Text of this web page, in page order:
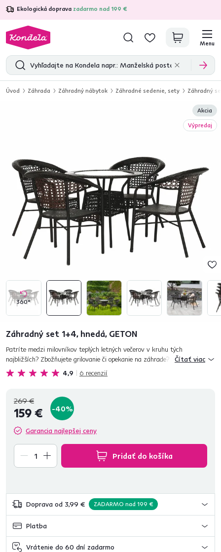
Ekologická doprava zadarmo nad 199 €
4,7 31 157overených produktových recenzií
Menu
Úvod Záhrada Záhradný nábytok Záhradné sedenie, sety Záhradný
360°
Akcia
Výpredaj
Záhradný set 1+4, hnedá, GETON
4,9 6 recenzií
Patríte medzi milovníkov teplých letných večerov v kruhu tých
najbližších? Zbožňujete grilovanie či opekanie na záhrade? Viete si
vychutnať zábavu a dobrú spoločnosť pod hviezdami? Pozvite medzi
seba...
Čítať viac
269 €
159 € -40%
Garancia najlepšej ceny
Pridať do košíka
Doprava od 3,99 € ZADARMO nad 199 €
Platba
Vrátenie do 60 dní zadarmo